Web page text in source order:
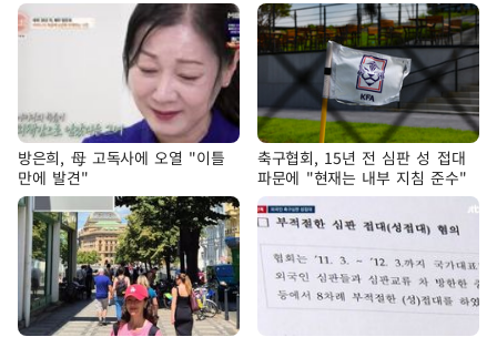
방은희, 母 고독사에 오열 "이틀
만에 발견"
축구협회, 15년 전 심판 성 접대
파문에 "현재는 내부 지침 준수"